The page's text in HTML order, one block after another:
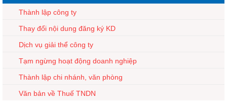
Thành lập công ty
Thay đổi nội dung đăng ký KD
Dịch vụ giải thể công ty
Tạm ngừng hoạt động doanh nghiệp
Thành lập chi nhánh, văn phòng
Văn bản về Thuế TNDN